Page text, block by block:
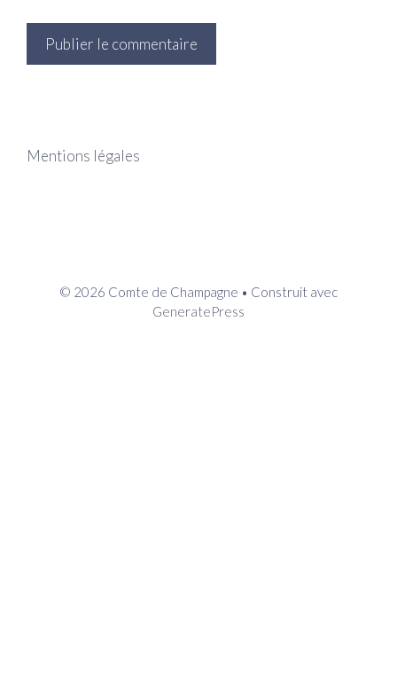
Mentions légales
© 2026 Comte de Champagne • Construit avec
GeneratePress